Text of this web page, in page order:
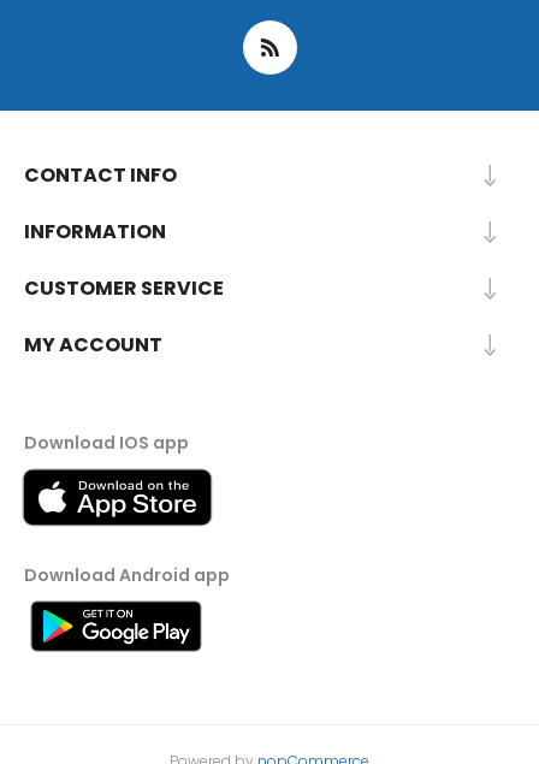
CONTACT INFO
INFORMATION
CUSTOMER SERVICE
MY ACCOUNT
Download IOS app
Download Android app